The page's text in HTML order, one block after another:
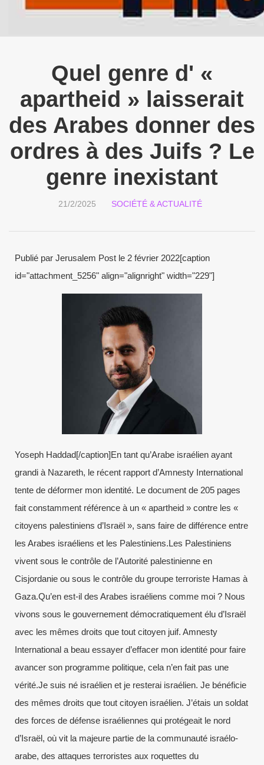
Quel genre d' «
apartheid » laisserait
des Arabes donner des
ordres à des Juifs ? Le
genre inexistant
21/2/2025 SOCIÉTÉ & ACTUALITÉ
Publié par Jerusalem Post le 2 février 2022[caption
id="attachment_5256" align="alignright" width="229"]
Yoseph Haddad[/caption]En tant qu’Arabe israélien ayant
grandi à Nazareth, le récent rapport d’Amnesty International
tente de déformer mon identité. Le document de 205 pages
fait constamment référence à un « apartheid » contre les «
citoyens palestiniens d’Israël », sans faire de différence entre
les Arabes israéliens et les Palestiniens.Les Palestiniens
vivent sous le contrôle de l’Autorité palestinienne en
Cisjordanie ou sous le contrôle du groupe terroriste Hamas à
Gaza.Qu’en est-il des Arabes israéliens comme moi ? Nous
vivons sous le gouvernement démocratiquement élu d’Israël
avec les mêmes droits que tout citoyen juif. Amnesty
International a beau essayer d’effacer mon identité pour faire
avancer son programme politique, cela n’en fait pas une
vérité.Je suis né israélien et je resterai israélien. Je bénéficie
des mêmes droits que tout citoyen israélien. J’étais un soldat
des forces de défense israéliennes qui protégeait le nord
d’Israël, où vit la majeure partie de la communauté israélo-
arabe, des attaques terroristes aux roquettes du